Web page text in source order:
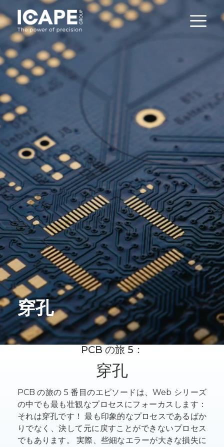
穿孔
PCB の旅 5：
穿孔
PCB の旅の 5 番目のエピソードは、Web シリーズ
の中でも最も壮観なプロセスにフォーカスします：
それは穿孔です！ 最も印象的なプロセスであるばか
りでなく、決して元に戻すことができないプロセス
でもあります。 実際、些細なエラーが大きな損失に